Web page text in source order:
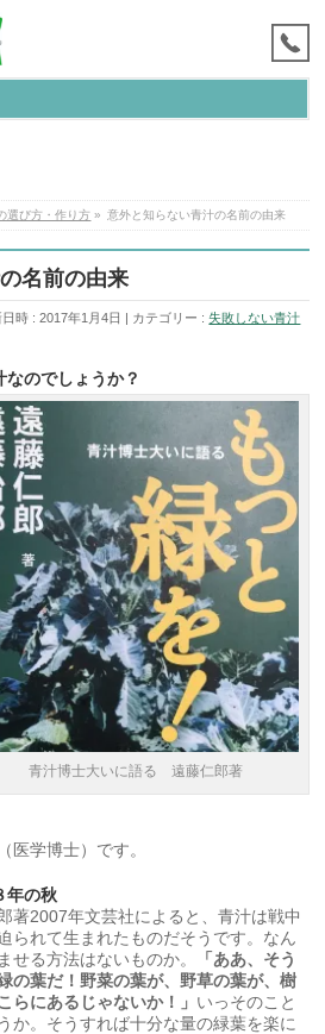
選び方・作り方 » 意外と知らない青汁の名前の由来
名前の由来
時 : 2017年1月4日 カテゴリー :失敗しない青汁
のでしょうか？
青汁博士大いに語る 遠藤仁郎著
（医学博士）です。
年の秋
著2007年文芸社によると、青汁は戦中
られて生まれたものだそうです。なん
せる方法はないものか。
「ああ、そう
の葉だ！野菜の葉が、野草の葉が、樹
らにあるじゃないか！」 いっそのこと
か。そうすれば十分な量の緑葉を楽に